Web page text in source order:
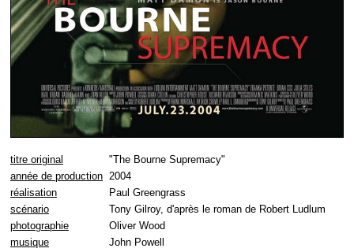
titre original
"The Bourne Supremacy"
année de production 2004
réalisation
Paul Greengrass
scénario
Tony Gilroy, d'après le roman de Robert Ludlum
photographie
Oliver Wood
musique
John Powell